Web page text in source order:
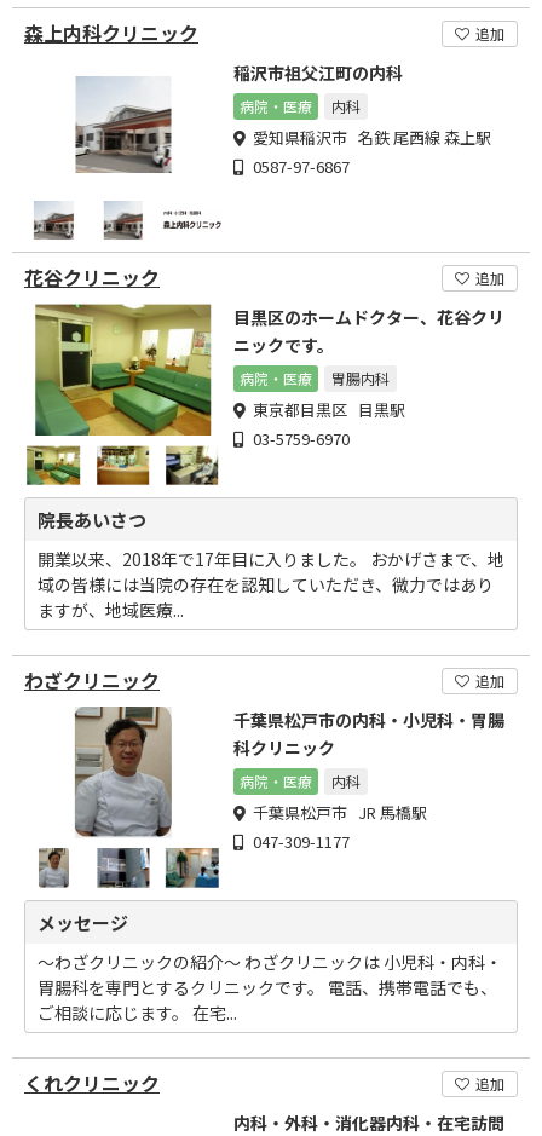
森上内科クリニック 追加
稲沢市祖父江町の内科
病院・医療 内科
愛知県稲沢市 名鉄 尾西線 森上駅
0587-97-6867
花谷クリニック 追加
目黒区のホームドクター、花谷クリ
ニックです。
病院・医療 胃腸内科
東京都目黒区 目黒駅
03-5759-6970
院長あいさつ
開業以来、2018年で17年目に入りました。 おかげさまで、地
域の皆様には当院の存在を認知していただき、微力ではあり
ますが、地域医療...
わざクリニック 追加
千葉県松戸市の内科・小児科・胃腸
科クリニック
病院・医療 内科
千葉県松戸市 JR 馬橋駅
047-309-1177
メッセージ
～わざクリニックの紹介～ わざクリニックは 小児科・内科・
胃腸科を専門とするクリニックです。 電話、携帯電話でも、
ご相談に応じます。 在宅...
くれクリニック 追加
内科・外科・消化器内科・在宅訪問